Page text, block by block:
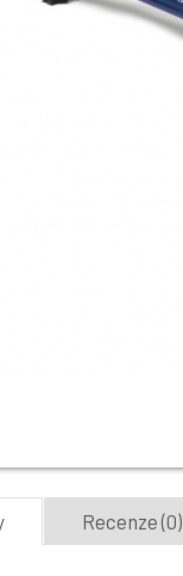
Recenze (0)